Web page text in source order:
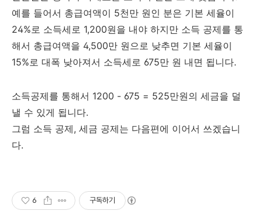
예를 들어서 총급여액이 5천만 원인 분은 기본 세율이
24%로 소득세로 1,200원을 내야 하지만 소득 공제를 통
해서 총급여액을 4,500만 원으로 낮추면 기본 세율이
15%로 대폭 낮아져서 소득세로 675만 원 내면 됩니다.
소득공제를 통해서 1200 - 675 = 525만원의 세금을 덜
낼 수 있게 됩니다.
그럼 소득 공제, 세금 공제는 다음편에 이어서 쓰겠습니
다.
6 구독하기